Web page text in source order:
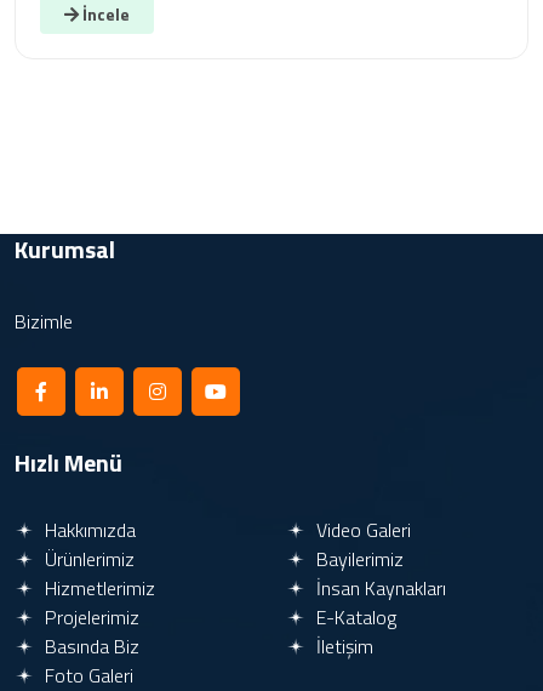
İncele
Kurumsal
Bizimle
Hızlı Menü
Hakkımızda
Ürünlerimiz
Hizmetlerimiz
Projelerimiz
Basında Biz
Foto Galeri
Video Galeri
Bayilerimiz
İnsan Kaynakları
E-Katalog
İletişim